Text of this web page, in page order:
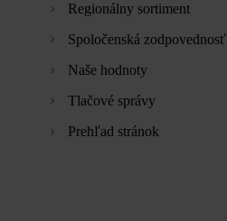
Regionálny sortiment
Spoločenská zodpovednosť
Naše hodnoty
Tlačové správy
Prehľad stránok